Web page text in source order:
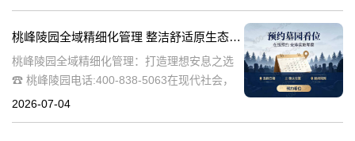
桃峰陵园全域精细化管理 整洁舒适原生态园区：打造理想安息之选
桃峰陵园全域精细化管理：打造理想安息之选
☎ 桃峰陵园电话:400-838-5063在现代社会，
人们对死亡和安息地的看法正在发生变化。越
2026-07-04